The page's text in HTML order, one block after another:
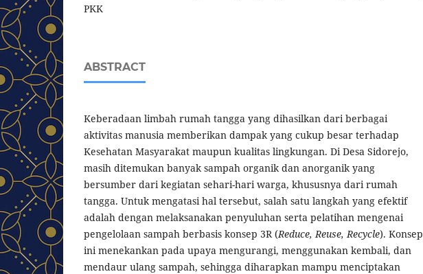
PKK
ABSTRACT
Keberadaan limbah rumah tangga yang dihasilkan dari berbagai
aktivitas manusia memberikan dampak yang cukup besar terhadap
Kesehatan Masyarakat maupun kualitas lingkungan. Di Desa Sidorejo,
masih ditemukan banyak sampah organik dan anorganik yang
bersumber dari kegiatan sehari-hari warga, khususnya dari rumah
tangga. Untuk mengatasi hal tersebut, salah satu langkah yang efektif
adalah dengan melaksanakan penyuluhan serta pelatihan mengenai
pengelolaan sampah berbasis konsep 3R (Reduce, Reuse, Recycle). Konsep
ini menekankan pada upaya mengurangi, menggunakan kembali, dan
mendaur ulang sampah, sehingga diharapkan mampu menciptakan